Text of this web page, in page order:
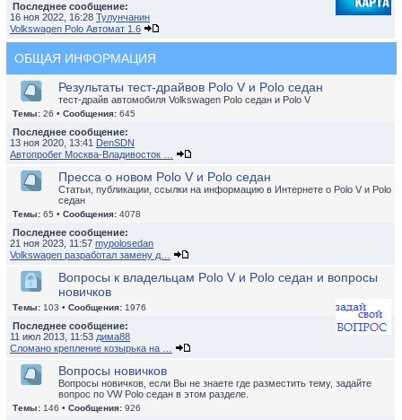
Последнее сообщение:
16 ноя 2022, 16:28 Тулунчанин
Volkswagen Polo Автомат 1.6
ОБЩАЯ ИНФОРМАЦИЯ
Результаты тест-драйвов Polo V и Polo седан
тест-драйв автомобиля Volkswagen Polo седан и Polo V
Темы: 26 • Сообщения: 645
Последнее сообщение:
13 ноя 2020, 13:41 DenSDN
Автопробег Москва-Владивосток …
Пресса о новом Polo V и Polo седан
Статьи, публикации, ссылки на информацию в Интернете о Polo V и Polo
седан
Темы: 65 • Сообщения: 4078
Последнее сообщение:
21 ноя 2023, 11:57 mypolosedan
Volkswagen разработал замену д…
Вопросы к владельцам Polo V и Polo седан и вопросы
новичков
Темы: 103 • Сообщения: 1976
Последнее сообщение:
11 июл 2013, 11:53 дима88
Сломано крепление козырька на …
Вопросы новичков
Вопросы новичков, если Вы не знаете где разместить тему, задайте
вопрос по VW Polo седан в этом разделе.
Темы: 146 • Сообщения: 926